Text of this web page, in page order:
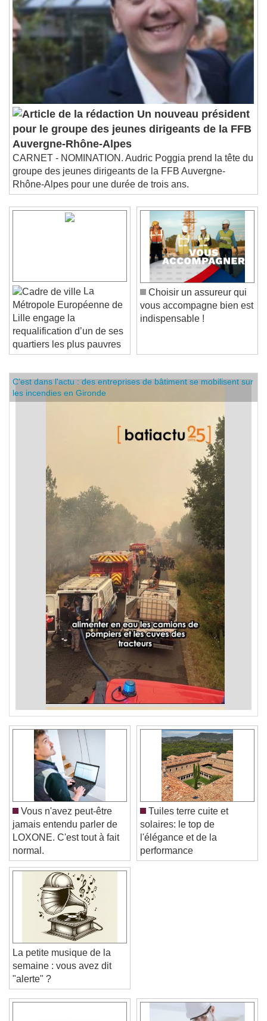
Un nouveau président
pour le groupe des jeunes dirigeants de la FFB
Auvergne-Rhône-Alpes
CARNET - NOMINATION. Audric Poggia prend la tête du
groupe des jeunes dirigeants de la FFB Auvergne-
Rhône-Alpes pour une durée de trois ans.
La
Métropole Européenne de
Lille engage la
requalification d’un de ses
quartiers les plus pauvres
Choisir un assureur qui
vous accompagne bien est
C'est dans l'actu : des entreprises de bâtiment se mobilisent sur
les incendies en Gironde
Vous n'avez peut-être
jamais entendu parler de
LOXONE. C'est tout à fait
normal.
Tuiles terre cuite et
solaires: le top de
l'élégance et de la
performance
La petite musique de la
semaine : vous avez dit
"alerte" ?